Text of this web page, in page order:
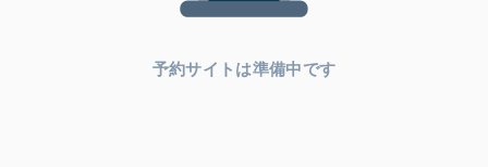
予約サイトは準備中です